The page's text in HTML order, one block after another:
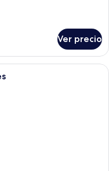
Ver precio
litera con una persona